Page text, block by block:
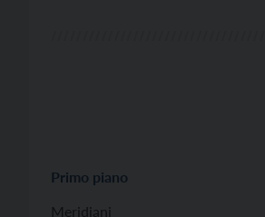
Primo piano
Meridiani